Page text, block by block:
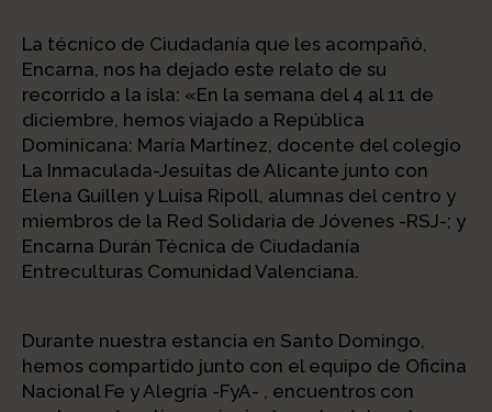
La técnico de Ciudadanía que les acompañó,
Encarna, nos ha dejado este relato de su
recorrido a la isla: «En la semana del 4 al 11 de
diciembre, hemos viajado a República
Dominicana: María Martínez, docente del colegio
La Inmaculada-Jesuitas de Alicante junto con
Elena Guillen y Luisa Ripoll, alumnas del centro y
miembros de la Red Solidaria de Jóvenes -RSJ-; y
Encarna Durán Técnica de Ciudadanía
Entreculturas Comunidad Valenciana.
Durante nuestra estancia en Santo Domingo,
hemos compartido junto con el equipo de Oficina
Nacional Fe y Alegría -FyA- , encuentros con